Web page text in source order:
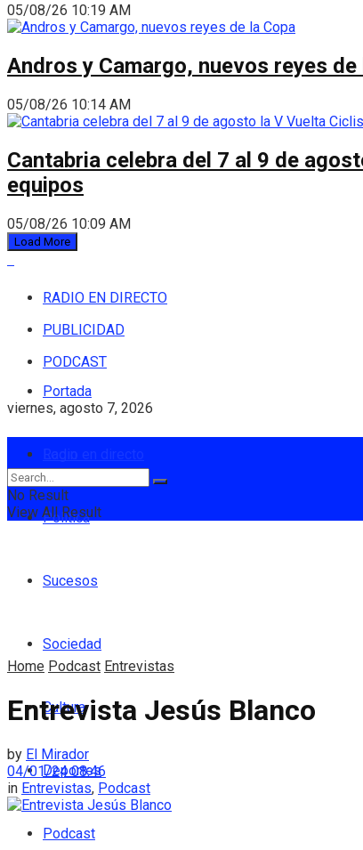
05/08/26 10:19 AM
Andros y Camargo, nuevos reyes de
05/08/26 10:14 AM
Cantabria celebra del 7 al 9 de
equipos
05/08/26 10:09 AM
Load More
RADIO EN DIRECTO
PUBLICIDAD
PODCAST
viernes, agosto 7, 2026
Portada
Política
Sucesos
Sociedad
Cultura
Deportes
Podcast
No Result
View All Result
Home Podcast Entrevistas
Entrevista Jesús Blanco
by El Mirador
04/01/24 08:46
in Entrevistas, Podcast